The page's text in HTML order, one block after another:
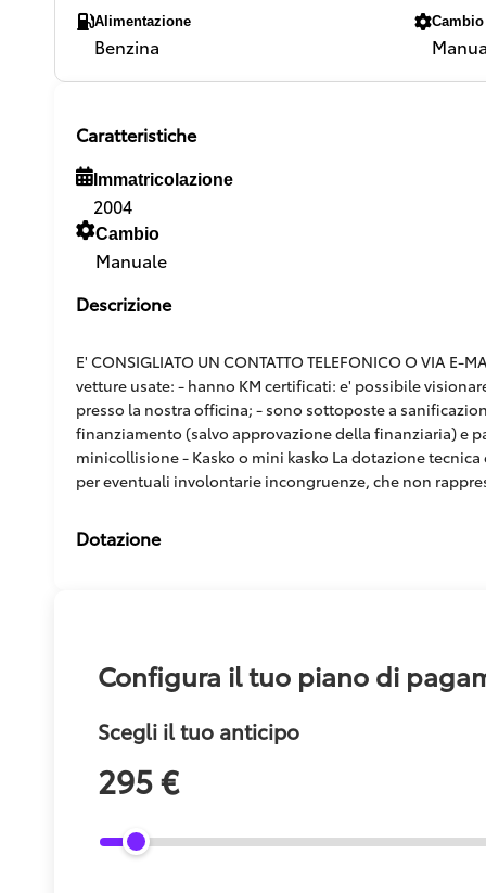
Alimentazione
Benzina
Cambio
Caratteristiche
Immatricolazione
2004
Cambio
Manuale
Descrizione
E' CONSIGLIATO UN CONTATTO TELEFONICO O VIA E-
vetture usate: - hanno KM certificati: e' possibile
presso la nostra officina; - sono sottoposte a
finanziamento (salvo approvazione della finanziaria) e
minicollisione - Kasko o mini kasko La dotazione
per eventuali involontarie incongruenze, che non
Dotazione
Configura il tuo piano di
Scegli il tuo anticipo
295 €